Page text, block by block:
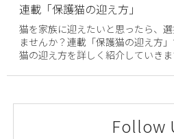
連載「保護猫の迎え方」
猫を家族に迎えたいと思ったら、
ませんか？連載「保護猫の迎え方
猫の迎え方を詳しく紹介していきま
Follow